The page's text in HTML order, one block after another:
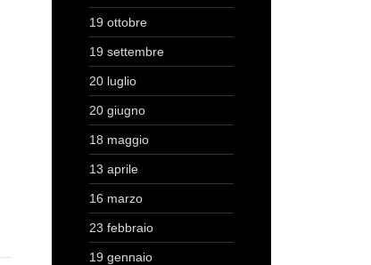
19 ottobre
19 settembre
20 luglio
20 giugno
18 maggio
13 aprile
16 marzo
23 febbraio
19 gennaio